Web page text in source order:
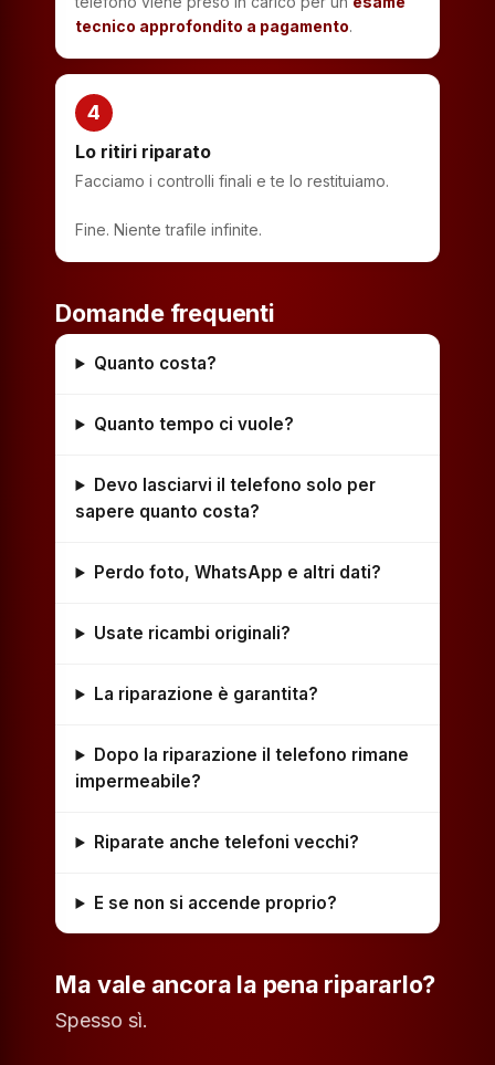
tecnico approfondito a pagamento.
4
Lo ritiri riparato
Facciamo i controlli finali e te lo restituiamo.
Fine. Niente trafile infinite.
Domande frequenti
Quanto costa?
Quanto tempo ci vuole?
Devo lasciarvi il telefono solo per
sapere quanto costa?
Perdo foto, WhatsApp e altri dati?
Usate ricambi originali?
La riparazione è garantita?
Dopo la riparazione il telefono rimane
impermeabile?
Riparate anche telefoni vecchi?
E se non si accende proprio?
Ma vale ancora la pena ripararlo?
Spesso sì.